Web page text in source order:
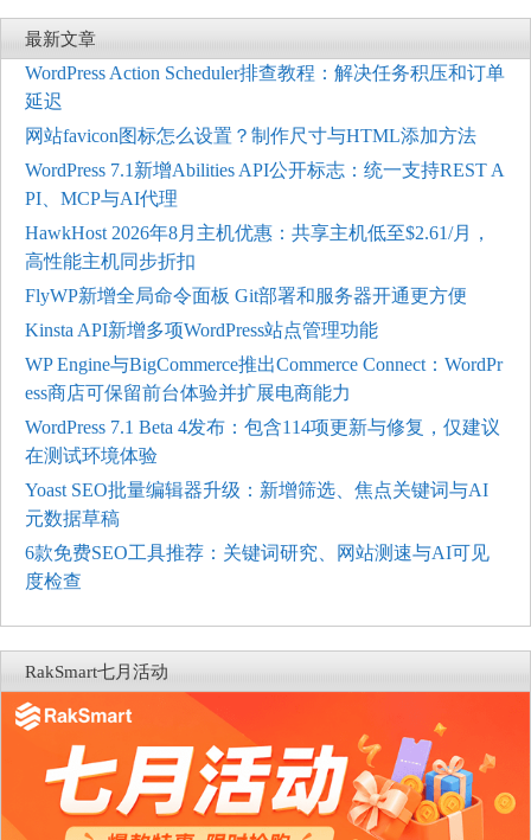
最新文章
WordPress Action Scheduler排查教程：解决任务积压和订单
延迟
网站favicon图标怎么设置？制作尺寸与HTML添加方法
WordPress 7.1新增Abilities API公开标志：统一支持REST A
PI、MCP与AI代理
HawkHost 2026年8月主机优惠：共享主机低至$2.61/月，
高性能主机同步折扣
FlyWP新增全局命令面板 Git部署和服务器开通更方便
Kinsta API新增多项WordPress站点管理功能
WP Engine与BigCommerce推出Commerce Connect：WordPr
ess商店可保留前台体验并扩展电商能力
WordPress 7.1 Beta 4发布：包含114项更新与修复，仅建议
在测试环境体验
Yoast SEO批量编辑器升级：新增筛选、焦点关键词与AI
元数据草稿
6款免费SEO工具推荐：关键词研究、网站测速与AI可见
度检查
RakSmart七月活动